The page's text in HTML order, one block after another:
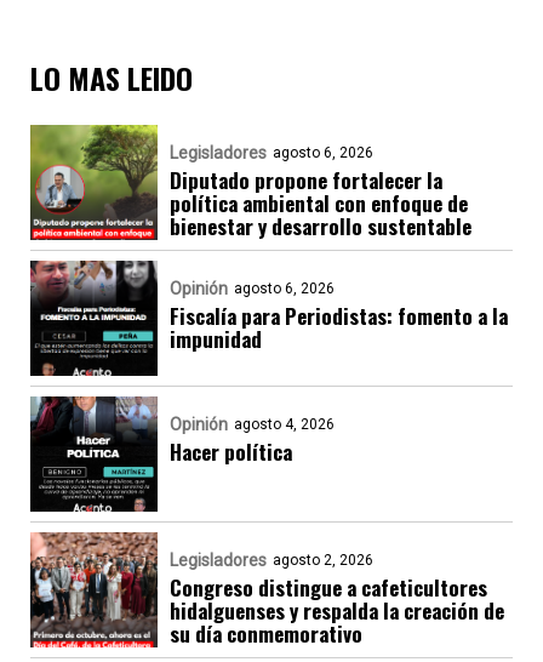
LO MAS LEIDO
Legisladores agosto 6, 2026
Diputado propone fortalecer la
política ambiental con enfoque de
bienestar y desarrollo sustentable
Opinión agosto 6, 2026
Fiscalía para Periodistas: fomento a la
impunidad
Opinión agosto 4, 2026
Hacer política
Legisladores agosto 2, 2026
Congreso distingue a cafeticultores
hidalguenses y respalda la creación de
su día conmemorativo